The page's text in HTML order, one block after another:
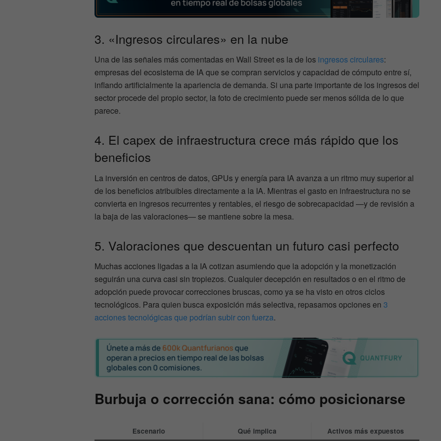
3. «Ingresos circulares» en la nube
Una de las señales más comentadas en Wall Street es la de los ingresos circulares:
empresas del ecosistema de IA que se compran servicios y capacidad de cómputo entre sí,
inflando artificialmente la apariencia de demanda. Si una parte importante de los ingresos del
sector procede del propio sector, la foto de crecimiento puede ser menos sólida de lo que
parece.
4. El capex de infraestructura crece más rápido que los
beneficios
La inversión en centros de datos, GPUs y energía para IA avanza a un ritmo muy superior al
de los beneficios atribuibles directamente a la IA. Mientras el gasto en infraestructura no se
convierta en ingresos recurrentes y rentables, el riesgo de sobrecapacidad —y de revisión a
la baja de las valoraciones— se mantiene sobre la mesa.
5. Valoraciones que descuentan un futuro casi perfecto
Muchas acciones ligadas a la IA cotizan asumiendo que la adopción y la monetización
seguirán una curva casi sin tropiezos. Cualquier decepción en resultados o en el ritmo de
adopción puede provocar correcciones bruscas, como ya se ha visto en otros ciclos
tecnológicos. Para quien busca exposición más selectiva, repasamos opciones en 3
acciones tecnológicas que podrían subir con fuerza.
Burbuja o corrección sana: cómo posicionarse
Escenario Qué implica Activos más expuestos